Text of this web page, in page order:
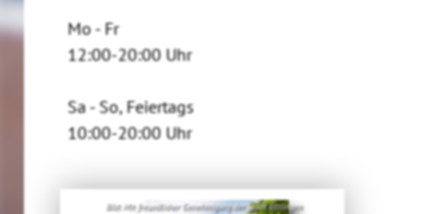
Mo - Fr
12:00-20:00 Uhr
Sa - So, Feiertags
10:00-20:00 Uhr
Bild: Mit freundlicher Genehmigung der Stadt Ettlingen